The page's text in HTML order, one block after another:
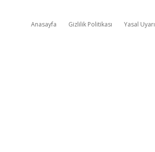
Anasayfa Gizlilik Politikası Yasal Uyarı